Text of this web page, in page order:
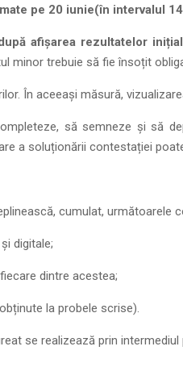
pe 20 iunie(în intervalul
afișarea rezultatelor
minor trebuie să fie însoțit
În aceeași măsură,
să semneze și să
a soluționării contestației
cumulat, următoarele
digitale;
dintre acestea;
la probele scrise).
se realizează prin